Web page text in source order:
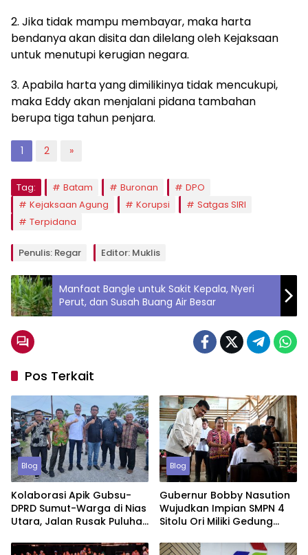
2. Jika tidak mampu membayar, maka harta
bendanya akan disita dan dilelang oleh Kejaksaan
untuk menutupi kerugian negara.
3. Apabila harta yang dimilikinya tidak mencukupi,
maka Eddy akan menjalani pidana tambahan
berupa tiga tahun penjara.
1 2 »
Tag: Batam Buronan
DPO
Kejaksaan Agung
Korupsi
Satgas SIRI
Terpidana
Penulis: Regar Editor: Muklis
Manfaat Bangle untuk Sakit Kepala, Nyeri
Perut, dan Susah Buang Air Besar
Pos Terkait
Blog
Kolaborasi Apik Gubsu-
DPRD Sumut-Warga di Nias
Utara, Jalan Rusak Puluhan
Blog
Gubernur Bobby Nasution
Wujudkan Impian SMPN 4
Sitolu Ori Miliki Gedung